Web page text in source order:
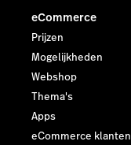
eCommerce
Prijzen
Mogelijkheden
Webshop
Thema's
Apps
eCommerce klanten